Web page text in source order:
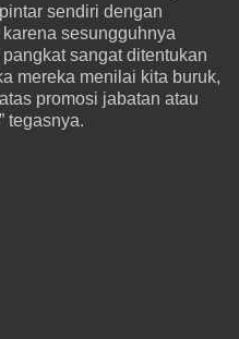
sendiri dengan
sesungguhnya
sangat ditentukan
mereka menilai kita buruk,
promosi jabatan atau
tegasnya.